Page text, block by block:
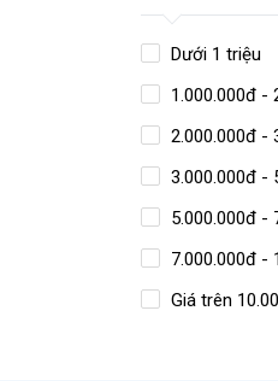
Dưới 1 triệu
1.000.000đ -
2.000.000đ -
3.000.000đ -
5.000.000đ -
7.000.000đ -
Giá trên